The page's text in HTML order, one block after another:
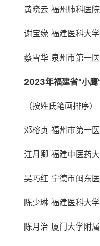
黄晓云 福州肺科医院
谢宝缘 福建医科大
蔡雪华 泉州市第一
2023年福建省“小鹰
（按姓氏笔画排序）
邓榕贞 福州市第一
江月卿 福建中医药
吴巧红 宁德市闽东
陈少琳 福建医科大
陈月治 厦门大学附